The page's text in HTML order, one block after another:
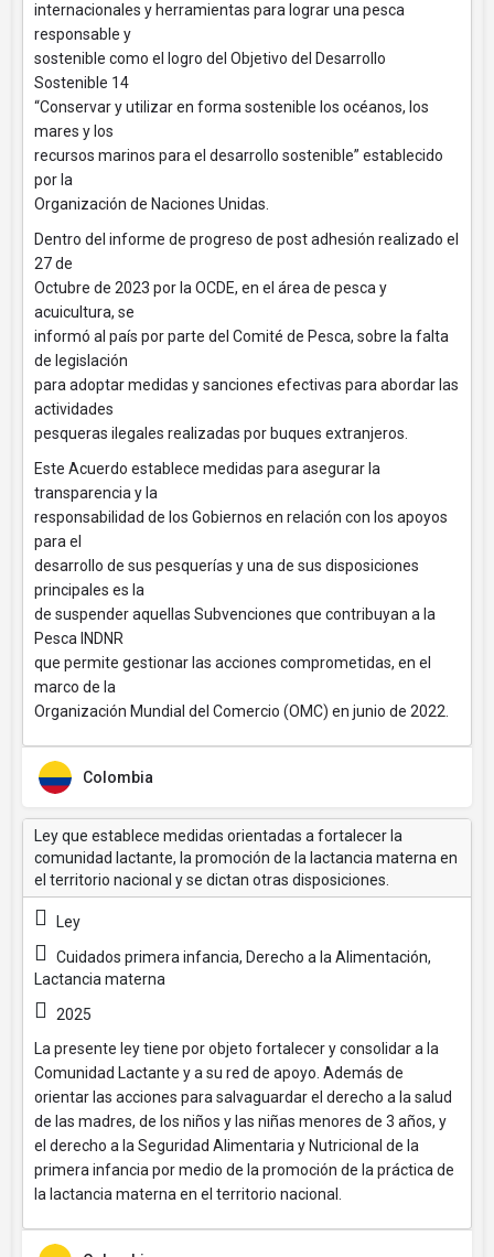
internacionales y herramientas para lograr una pesca
responsable y
sostenible como el logro del Objetivo del Desarrollo
Sostenible 14
“Conservar y utilizar en forma sostenible los océanos, los
mares y los
recursos marinos para el desarrollo sostenible” establecido
por la
Organización de Naciones Unidas.
Dentro del informe de progreso de post adhesión realizado el
27 de
Octubre de 2023 por la OCDE, en el área de pesca y
acuicultura, se
informó al país por parte del Comité de Pesca, sobre la falta
de legislación
para adoptar medidas y sanciones efectivas para abordar las
actividades
pesqueras ilegales realizadas por buques extranjeros.
Este Acuerdo establece medidas para asegurar la
transparencia y la
responsabilidad de los Gobiernos en relación con los apoyos
para el
desarrollo de sus pesquerías y una de sus disposiciones
principales es la
de suspender aquellas Subvenciones que contribuyan a la
Pesca INDNR
que permite gestionar las acciones comprometidas, en el
marco de la
Organización Mundial del Comercio (OMC) en junio de 2022.
Colombia
Ley que establece medidas orientadas a fortalecer la
comunidad lactante, la promoción de la lactancia materna en
el territorio nacional y se dictan otras disposiciones.
Ley
Cuidados primera infancia, Derecho a la Alimentación,
Lactancia materna
2025
La presente ley tiene por objeto fortalecer y consolidar a la
Comunidad Lactante y a su red de apoyo. Además de
orientar las acciones para salvaguardar el derecho a la salud
de las madres, de los niños y las niñas menores de 3 años, y
el derecho a la Seguridad Alimentaria y Nutricional de la
primera infancia por medio de la promoción de la práctica de
la lactancia materna en el territorio nacional.